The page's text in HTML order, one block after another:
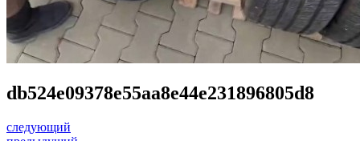
db524e09378e55aa8e44e231896805d8
следующий